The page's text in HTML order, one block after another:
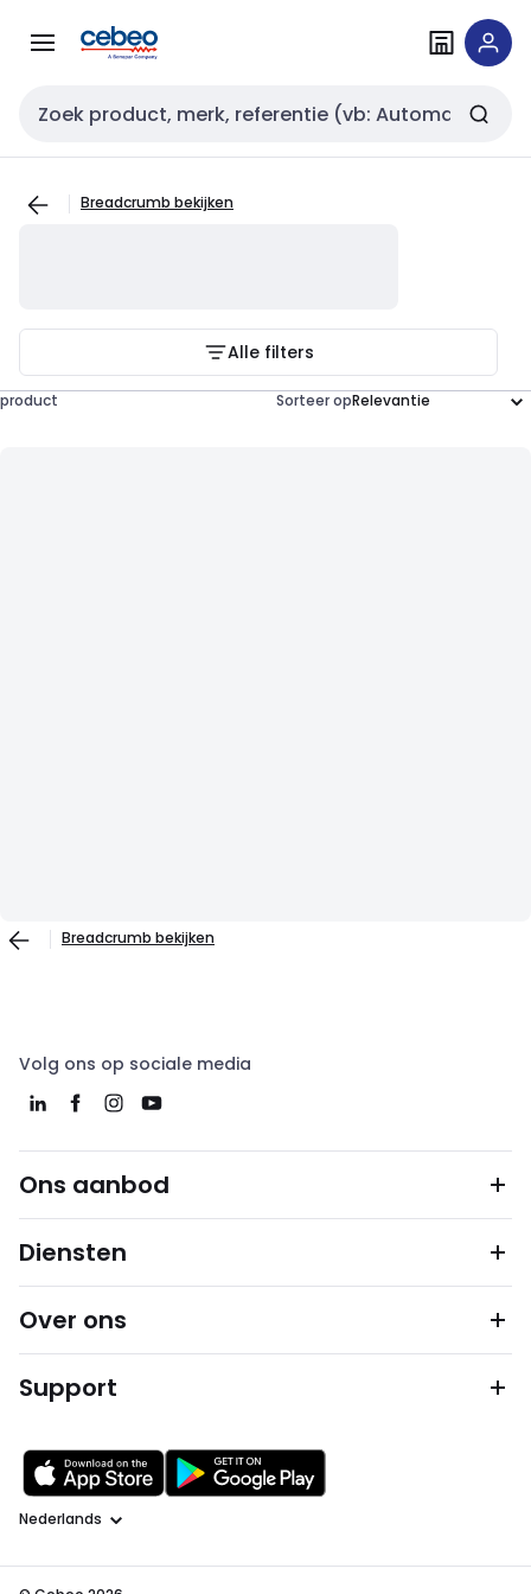
naar
naar
Zoekveld invoer
Breadcrumb bekijken
Alle filters
product Sorteer op
Breadcrumb bekijken
Volg ons op sociale media
Ons aanbod
Diensten
Over ons
Support
Taal